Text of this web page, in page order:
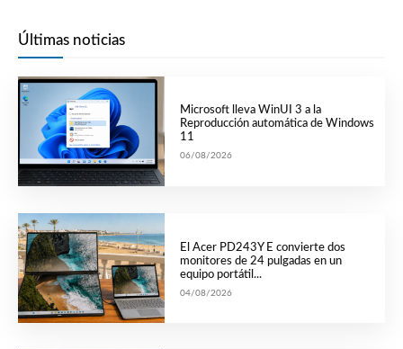
Últimas noticias
Microsoft lleva WinUI 3 a la
Reproducción automática de Windows
11
06/08/2026
El Acer PD243Y E convierte dos
monitores de 24 pulgadas en un
equipo portátil...
04/08/2026